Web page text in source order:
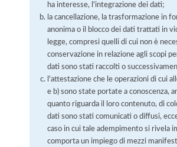
ha interesse, l'integrazione dei dati;
la cancellazione, la trasformazione in
anonima o il blocco dei dati trattati in
legge, compresi quelli di cui non è
conservazione in relazione agli scopi
dati sono stati raccolti o
l'attestazione che le operazioni di cui
e b) sono state portate a conoscenza,
quanto riguarda il loro contenuto, di
dati sono stati comunicati o diffusi,
caso in cui tale adempimento si rivela
comporta un impiego di mezzi